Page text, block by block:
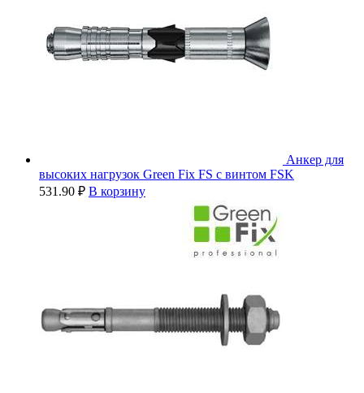
Анкер для
высоких нагрузок Green Fix FS с винтом FSK
531.90 ₽ В корзину